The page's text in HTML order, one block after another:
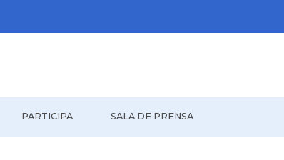
PARTICIPA SALA DE PRENSA